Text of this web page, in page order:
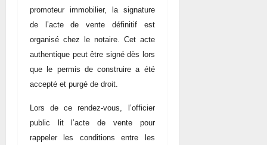
promoteur immobilier, la signature
de l’acte de vente définitif est
organisé chez le notaire. Cet acte
authentique peut être signé dès lors
que le permis de construire a été
accepté et purgé de droit.
Lors de ce rendez-vous, l’officier
public lit l’acte de vente pour
rappeler les conditions entre les